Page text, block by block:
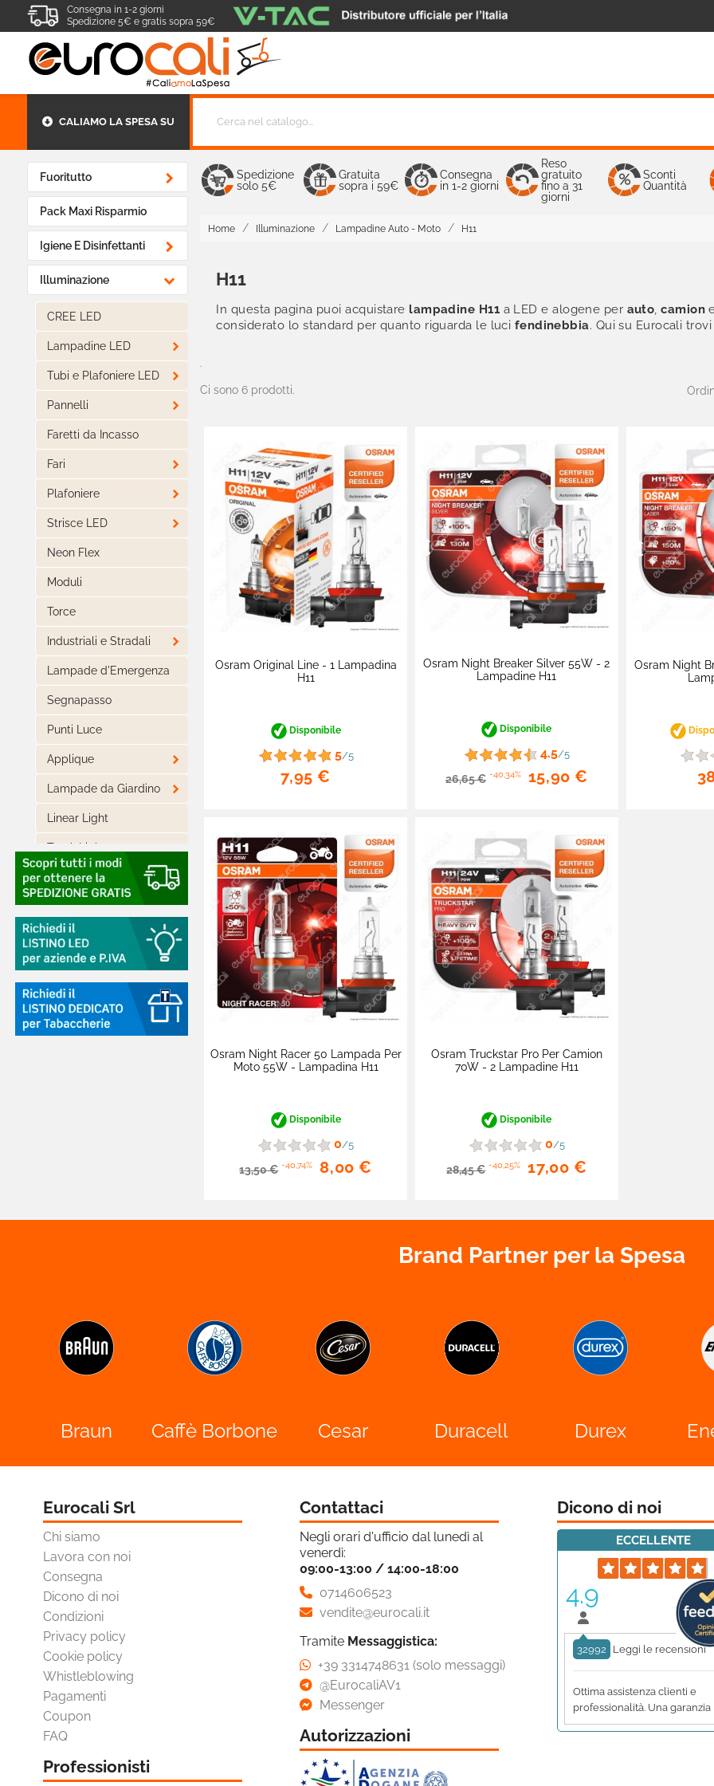
Consegna in 1-2 giorni
Spedizione 5€ e gratis sopra 59€
CALIAMO LA SPESA SU
Fuoritutto 
Pack Maxi Risparmio
Igiene E Disinfettanti 
Illuminazione 
CREE LED
Lampadine LED 
Tubi e Plafoniere LED 
Pannelli 
Faretti da Incasso
Fari 
Plafoniere 
Strisce LED 
Neon Flex
Moduli
Torce
Industriali e Stradali 
Lampade d'Emergenza
Segnapasso
Punti Luce
Applique 
Lampade da Giardino 
Linear Light
Track Lights
Track Lights Magnetiche
Lampade LED 
Piantane
Casa Intelligente
Arredo LED Componibile

Smart Light
Accessori Illuminazione
Lampadine Auto - Moto
H1
H4
H11
HB4
HS1
D1S
D4S
D1R
D3R
P13W
P21W
Spedizione
solo 5€
Gratuita
sopra i 59€
Consegna
in 1-2 giorni
Reso
gratuito
fino a 31
giorni
Sconti
Quantità
Home Illuminazione Lampadine Auto - Moto H11
H11
In questa pagina puoi acquistare lampadine H11 a LED e alogene per auto,camion
considerato lo standard per quanto riguarda le luci fendinebbia. Qui su Eurocali
-
Ci sono 6 prodotti.
Osram Original Line - 1 Lampadina
H11
Disponibile
5/5
7,95 €
Osram Night Breaker Silver 55W - 2
Lampadine H11
Disponibile
4.5/5
26,65 € -40,34% 15,90 €
Osram Night
Osram Night Racer 50 Lampada Per
Moto 55W - Lampadina H11
Disponibile
0/5
13,50 € -40,74% 8,00 €
Osram Truckstar Pro Per Camion
70W - 2 Lampadine H11
Disponibile
0/5
28,45 € -40,25% 17,00 €
Brand Partner per la Spesa
Braun Caffè Borbone Cesar Duracell Durex
Eurocali Srl
Chi siamo
Lavora con noi
Consegna
Dicono di noi
Condizioni
Privacy policy
Cookie policy
Whistleblowing
Pagamenti
Coupon
FAQ
Professionisti
Contattaci
Negli orari d'ufficio dal lunedì al
venerdì:
09:00-13:00 / 14:00-18:00
0714606523
vendite@eurocali.it
Tramite Messaggistica:
+39 3314748631 (solo messaggi)
@EurocaliAV1
Messenger
Autorizzazioni
Dicono di noi
ECCELLENTE
4.9
32992 Leggi le recensioni
Ottima assistenza clienti e
professionalità. Una garanzia